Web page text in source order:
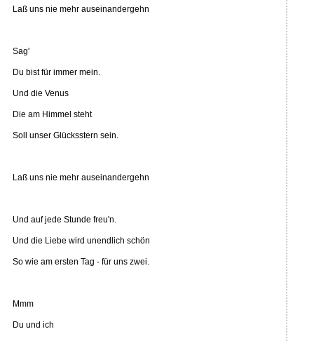
Laß uns nie mehr auseinandergehn
Sag'
Du bist für immer mein.
Und die Venus
Die am Himmel steht
Soll unser Glücksstern sein.
Laß uns nie mehr auseinandergehn
Und auf jede Stunde freu'n.
Und die Liebe wird unendlich schön
So wie am ersten Tag - für uns zwei.
Mmm
Du und ich